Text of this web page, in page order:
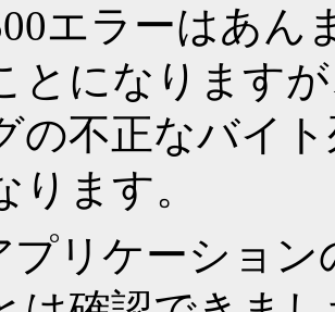
エラーはあん
とになります
の不正なバイ
ります。
プリケーショ